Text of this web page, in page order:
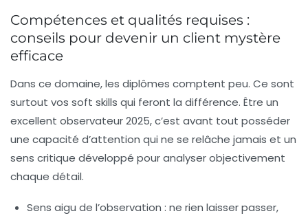
Compétences et qualités requises :
conseils pour devenir un client mystère
efficace
Dans ce domaine, les diplômes comptent peu. Ce sont
surtout vos soft skills qui feront la différence. Être un
excellent observateur 2025, c’est avant tout posséder
une capacité d’attention qui ne se relâche jamais et un
sens critique développé pour analyser objectivement
chaque détail.
Sens aigu de l’observation : ne rien laisser passer,